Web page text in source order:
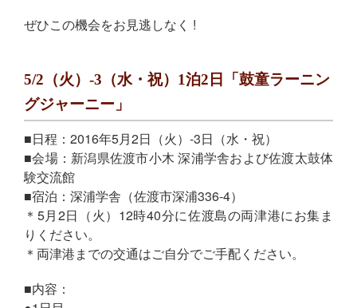
ぜひこの機会をお見逃しなく !
5/2（火）-3（水・祝）1泊2日「鼓童ラーニン
グジャーニー」
■日程：2016年5月2日（火）-3日（水・祝）
■会場：新潟県佐渡市小木 深浦学舎および佐渡太鼓体
験交流館
■宿泊：深浦学舎（佐渡市深浦336-4）
＊5月2日（火）12時40分に佐渡島の両津港にお集ま
りください。
＊両津港までの交通はご自分でご手配ください。
■内容：